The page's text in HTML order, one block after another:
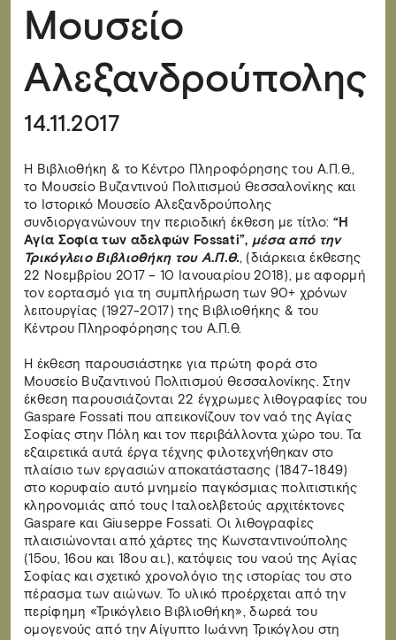
Μουσείο
Αλεξανδρούπολης
14.11.2017
H Βιβλιοθήκη & το Κέντρο Πληροφόρησης του Α.Π.Θ.,
το Μουσείο Βυζαντινού Πολιτισμού Θεσσαλονίκης και
το Ιστορικό Μουσείο Αλεξανδρούπολης
συνδιοργανώνουν την περιοδική έκθεση με τίτλο:“Η
Αγία Σοφία των αδελφών Fossati”, μέσα από την
Τρικόγλειο Βιβλιοθήκη του Α.Π.Θ., (διάρκεια έκθεσης
22 Νοεμβρίου 2017 – 10 Ιανουαρίου 2018), με αφορμή
τον εορτασμό για τη συμπλήρωση των 90+ χρόνων
λειτουργίας (1927-2017) της Βιβλιοθήκης & του
Κέντρου Πληροφόρησης του Α.Π.Θ.
Η έκθεση παρουσιάστηκε για πρώτη φορά στο
Μουσείο Βυζαντινού Πολιτισμού Θεσσαλονίκης. Στην
έκθεση παρουσιάζονται 22 έγχρωμες λιθογραφίες του
Gaspare Fossati που απεικονίζουν τον ναό της Αγίας
Σοφίας στην Πόλη και τον περιβάλλοντα χώρο του. Τα
εξαιρετικά αυτά έργα τέχνης φιλοτεχνήθηκαν στο
πλαίσιο των εργασιών αποκατάστασης (1847-1849)
στο κορυφαίο αυτό μνημείο παγκόσμιας πολιτιστικής
κληρονομιάς από τους Ιταλοελβετούς αρχιτέκτονες
Gaspare και Giuseppe Fossati. Οι λιθογραφίες
πλαισιώνονται από χάρτες της Κωνσταντινούπολης
(15ου, 16ου και 18ου αι.), κατόψεις του ναού της Αγίας
Σοφίας και σχετικό χρονολόγιο της ιστορίας του στο
πέρασμα των αιώνων. Το υλικό προέρχεται από την
περίφημη «Τρικόγλειο Βιβλιοθήκη», δωρεά του
ομογενούς από την Αίγυπτο Ιωάννη Τρικόγλου στη